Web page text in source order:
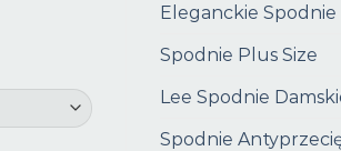
Eleganckie Spodnie
Spodnie Plus Size
Lee Spodnie
Spodnie